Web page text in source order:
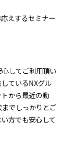
えするセミナー
してご利用頂い
しているNXグル
から最近の動
でしっかりとご
方でも安心して